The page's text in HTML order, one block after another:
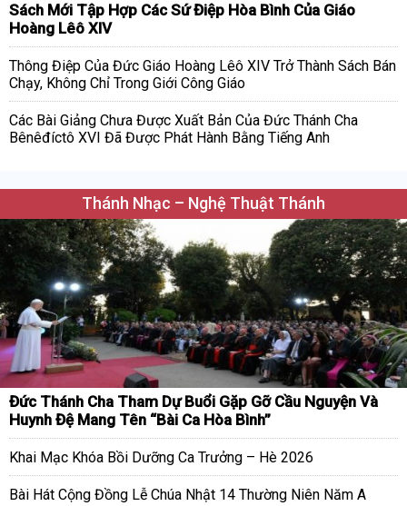
Sách Mới Tập Hợp Các Sứ Điệp Hòa Bình Của Giáo
Hoàng Lêô XIV
Thông Điệp Của Đức Giáo Hoàng Lêô XIV Trở Thành Sách Bán
Chạy, Không Chỉ Trong Giới Công Giáo
Các Bài Giảng Chưa Được Xuất Bản Của Đức Thánh Cha
Bênêđíctô XVI Đã Được Phát Hành Bằng Tiếng Anh
Thánh Nhạc – Nghệ Thuật Thánh
Đức Thánh Cha Tham Dự Buổi Gặp Gỡ Cầu Nguyện Và
Huynh Đệ Mang Tên “Bài Ca Hòa Bình”
Khai Mạc Khóa Bồi Dưỡng Ca Trưởng – Hè 2026
Bài Hát Cộng Đồng Lễ Chúa Nhật 14 Thường Niên Năm A